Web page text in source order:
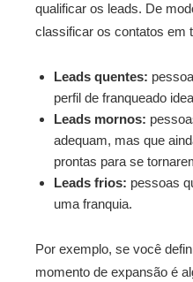
qualificar os leads. De
classificar os contatos em
Leads quentes:
perfil de franqueado
Leads mornos:
adequam, mas que
prontas para se
Leads frios: pessoas
uma franquia.
Por exemplo, se você
momento de expansão é